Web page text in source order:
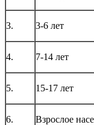
3. 3-6 лет
4. 7-14 лет
5. 15-17 лет
6. Взрослое